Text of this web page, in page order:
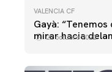
VALENCIA CF
Gayà:
mirar hacia
22 octubre 2022